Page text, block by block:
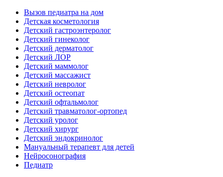
Вызов педиатра на дом
Детская косметология
Детский гастроэнтеролог
Детский гинеколог
Детский дерматолог
Детский ЛОР
Детский маммолог
Детский массажист
Детский невролог
Детский остеопат
Детский офтальмолог
Детский травматолог-ортопед
Детский уролог
Детский хирург
Детский эндокринолог
Мануальный терапевт для детей
Нейросонография
Педиатр